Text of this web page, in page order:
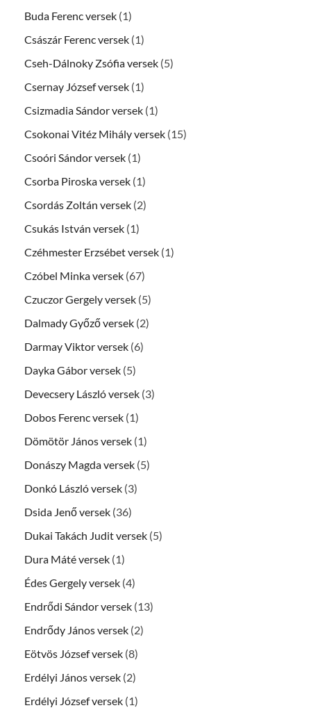
Buda Ferenc versek (1)
Császár Ferenc versek (1)
Cseh-Dálnoky Zsófia versek (5)
Csernay József versek (1)
Csizmadia Sándor versek (1)
Csokonai Vitéz Mihály versek (15)
Csoóri Sándor versek (1)
Csorba Piroska versek (1)
Csordás Zoltán versek (2)
Csukás István versek (1)
Czéhmester Erzsébet versek (1)
Czóbel Minka versek (67)
Czuczor Gergely versek (5)
Dalmady Győző versek (2)
Darmay Viktor versek (6)
Dayka Gábor versek (5)
Devecsery László versek (3)
Dobos Ferenc versek (1)
Dömötör János versek (1)
Donászy Magda versek (5)
Donkó László versek (3)
Dsida Jenő versek (36)
Dukai Takách Judit versek (5)
Dura Máté versek (1)
Édes Gergely versek (4)
Endrődi Sándor versek (13)
Endrődy János versek (2)
Eötvös József versek (8)
Erdélyi János versek (2)
Erdélyi József versek (1)